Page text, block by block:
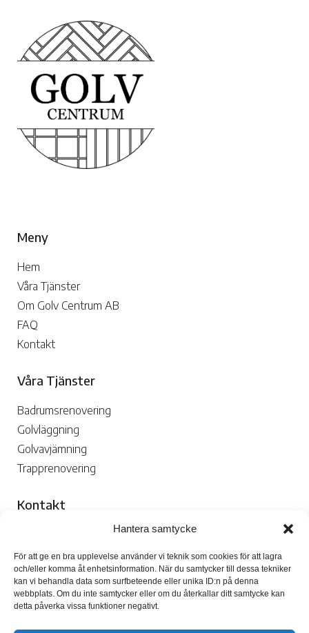
Hantera samtycke
För att ge en bra upplevelse använder vi teknik som cookies för att lagra
och/eller komma åt enhetsinformation. När du samtycker till dessa tekniker
kan vi behandla data som surfbeteende eller unika ID:n på denna
webbplats. Om du inte samtycker eller om du återkallar ditt samtycke kan
detta påverka vissa funktioner negativt.
Meny
Hem
Våra Tjänster
Om Golv Centrum AB
FAQ
Kontakt
Våra Tjänster
Badrumsrenovering
Golvläggning
Golvavjämning
Trapprenovering
Kontakt
 070-109 29 02